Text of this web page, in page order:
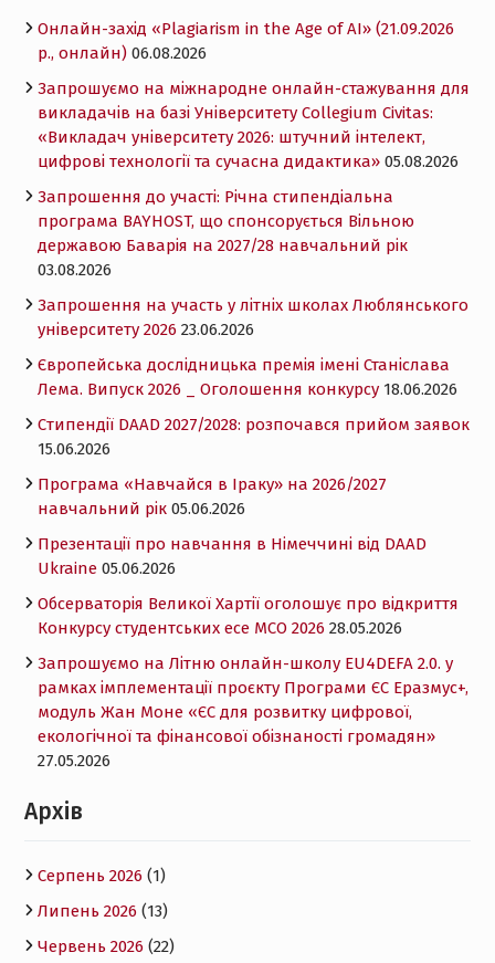
Онлайн-захід «Plagiarism in the Age of AI» (21.09.2026
р., онлайн) 06.08.2026
Запрошуємо на міжнародне онлайн-стажування для
викладачів на базі Університету Collegium Civitas:
«Викладач університету 2026: штучний інтелект,
цифрові технології та сучасна дидактика» 05.08.2026
Запрошення до участі: Річна стипендіальна
програма BAYHOST, що спонсорується Вільною
державою Баварія на 2027/28 навчальний рік
03.08.2026
Запрошення на участь у літніх школах Люблянського
університету 2026 23.06.2026
Європейська дослідницька премія імені Станіслава
Лема. Випуск 2026 _ Оголошення конкурсу 18.06.2026
Cтипендії DAAD 2027/2028: розпочався прийом заявок
15.06.2026
Програма «Навчайся в Іраку» на 2026/2027
навчальний рік 05.06.2026
Презентації про навчання в Німеччині від DAAD
Ukraine 05.06.2026
Обсерваторія Великої Хартії оголошує про відкриття
Конкурсу студентських есе MCO 2026 28.05.2026
Запрошуємо на Літню онлайн-школу EU4DEFA 2.0. у
рамках імплементації проєкту Програми ЄС Еразмус+,
модуль Жан Моне «ЄС для розвитку цифрової,
екологічної та фінансової обізнаності громадян»
27.05.2026
Архів
Серпень 2026(1)
Липень 2026(13)
Червень 2026(22)